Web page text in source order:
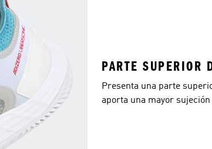
PARTE SUPERIOR
Presenta una parte
aporta una mayor